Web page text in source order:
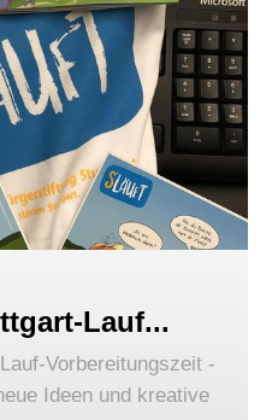
Lauf...
Vorbereitungszeit -
Ideen und kreative